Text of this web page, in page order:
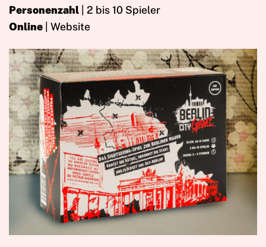
Personenzahl | 2 bis 10 Spieler
Online | Website